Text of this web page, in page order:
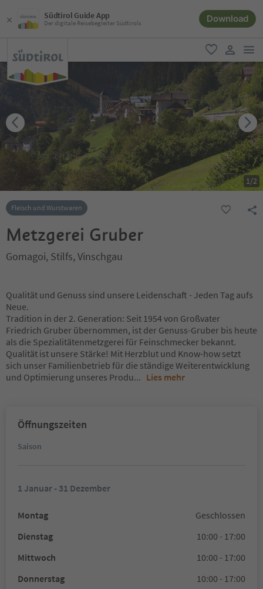
Südtirol Guide App
Der digitale Reisebegleiter Südtirols Download
favorit
user link
1/2
Fleisch und Wurstwaren
Metzgerei Gruber
Gomagoi, Stilfs, Vinschgau
Qualität und Genuss sind unsere Leidenschaft - Jeden Tag aufs
Neue.
Tradition in der 2. Generation: Seit 1954 von Großvater
Friedrich Gruber übernommen, ist der Genuss-Gruber bis heute
als die Spezialitätenmetzgerei für Feinschmecker bekannt.
Qualität ist unsere Stärke! Mit Herzblut und Know-how setzt
sich unser Familienbetrieb für die ständige Weiterentwicklung
und Optimierung unseres Produ... Lies mehr
Öffnungszeiten
Saison
1 Januar - 31 Dezember
Montag
Geschlossen
Dienstag
10:00 - 17:00
Mittwoch
10:00 - 17:00
Donnerstag
10:00 - 17:00